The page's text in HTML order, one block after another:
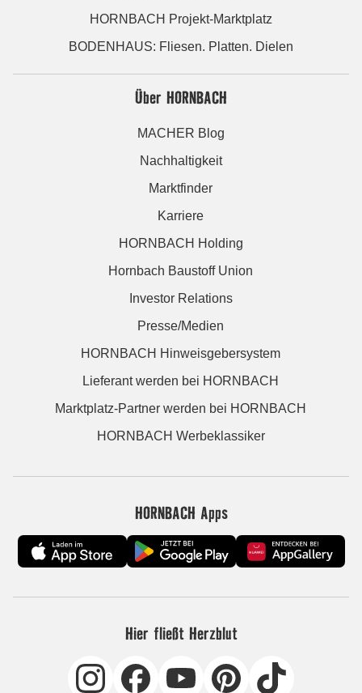
HORNBACH Projekt-Marktplatz
BODENHAUS: Fliesen. Platten. Dielen
Über HORNBACH
MACHER Blog
Nachhaltigkeit
Marktfinder
Karriere
HORNBACH Holding
Hornbach Baustoff Union
Investor Relations
Presse/Medien
HORNBACH Hinweisgebersystem
Lieferant werden bei HORNBACH
Marktplatz-Partner werden bei HORNBACH
HORNBACH Werbeklassiker
HORNBACH Apps
Hier fließt Herzblut